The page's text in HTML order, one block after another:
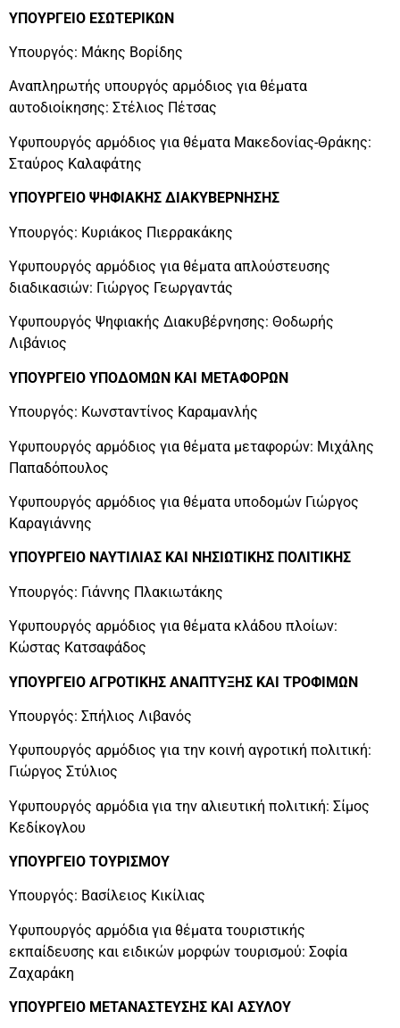
ΥΠΟΥΡΓΕΙΟ ΕΣΩΤΕΡΙΚΩΝ
Υπουργός: Μάκης Βορίδης
Αναπληρωτής υπουργός αρμόδιος για θέματα
αυτοδιοίκησης: Στέλιος Πέτσας
Υφυπουργός αρμόδιος για θέματα Μακεδονίας-Θράκης:
Σταύρος Καλαφάτης
ΥΠΟΥΡΓΕΙΟ ΨΗΦΙΑΚΗΣ ΔΙΑΚΥΒΕΡΝΗΣΗΣ
Υπουργός: Κυριάκος Πιερρακάκης
Υφυπουργός αρμόδιος για θέματα απλούστευσης
διαδικασιών: Γιώργος Γεωργαντάς
Υφυπουργός Ψηφιακής Διακυβέρνησης: Θοδωρής
Λιβάνιος
ΥΠΟΥΡΓΕΙΟ ΥΠΟΔΟΜΩΝ ΚΑΙ ΜΕΤΑΦΟΡΩΝ
Υπουργός: Κωνσταντίνος Καραμανλής
Υφυπουργός αρμόδιος για θέματα μεταφορών: Μιχάλης
Παπαδόπουλος
Υφυπουργός αρμόδιος για θέματα υποδομών Γιώργος
Καραγιάννης
ΥΠΟΥΡΓΕΙΟ ΝΑΥΤΙΛΙΑΣ ΚΑΙ ΝΗΣΙΩΤΙΚΗΣ ΠΟΛΙΤΙΚΗΣ
Υπουργός: Γιάννης Πλακιωτάκης
Υφυπουργός αρμόδιος για θέματα κλάδου πλοίων:
Κώστας Κατσαφάδος
ΥΠΟΥΡΓΕΙΟ ΑΓΡΟΤΙΚΗΣ ΑΝΑΠΤΥΞΗΣ ΚΑΙ ΤΡΟΦΙΜΩΝ
Υπουργός: Σπήλιος Λιβανός
Υφυπουργός αρμόδιος για την κοινή αγροτική πολιτική:
Γιώργος Στύλιος
Υφυπουργός αρμόδια για την αλιευτική πολιτική: Σίμος
Κεδίκογλου
ΥΠΟΥΡΓΕΙΟ ΤΟΥΡΙΣΜΟΥ
Υπουργός: Βασίλειος Κικίλιας
Υφυπουργός αρμόδια για θέματα τουριστικής
εκπαίδευσης και ειδικών μορφών τουρισμού: Σοφία
Ζαχαράκη
ΥΠΟΥΡΓΕΙΟ ΜΕΤΑΝΑΣΤΕΥΣΗΣ ΚΑΙ ΑΣΥΛΟΥ